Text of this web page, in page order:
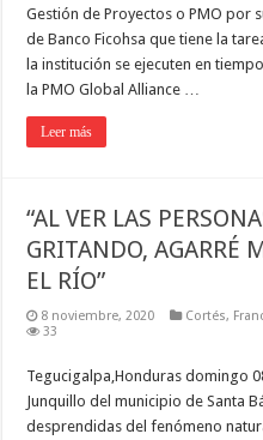
Gestión de Proyectos o PMO por
de Banco Ficohsa que tiene la
la institución se ejecuten en
la PMO Global Alliance …
Leer más
“AL VER LAS
GRITANDO, AGARRÉ
EL RÍO”
8 noviembre, 2020 Cortés,
33
Tegucigalpa,Honduras domingo
Junquillo del municipio de Santa
desprendidas del fenómeno